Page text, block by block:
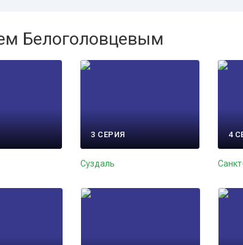
Белоголовцевым
3 СЕРИЯ
Суздаль
4